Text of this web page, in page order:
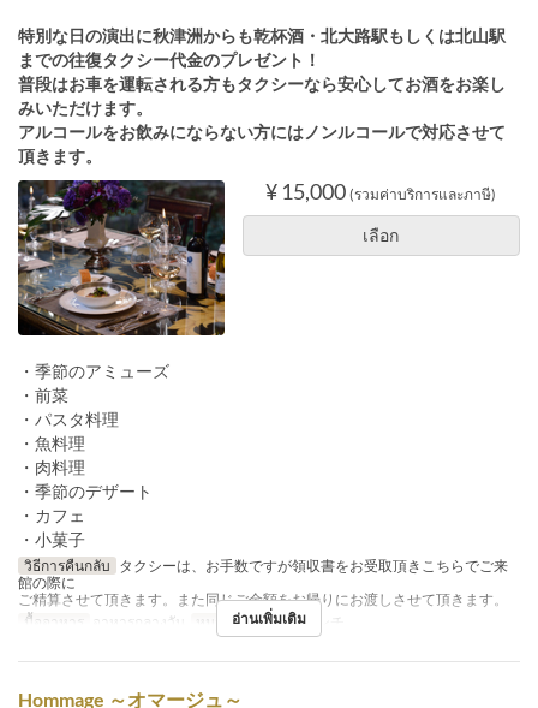
特別な日の演出に秋津洲からも乾杯酒・北大路駅もしくは北山駅
までの往復タクシー代金のプレゼント！
普段はお車を運転される方もタクシーなら安心してお酒をお楽し
みいただけます。
アルコールをお飲みにならない方にはノンルコールで対応させて
頂きます。
¥ 15,000 (รวมค่าบริการและภาษี)
เลือก
・季節のアミューズ
・前菜
・パスタ料理
・魚料理
・肉料理
・季節のデザート
・カフェ
・小菓子
วิธีการคืนกลับ タクシーは、お手数ですが領収書をお受取頂きこちらでご来
館の際に
ご精算させて頂きます。また同じご金額をお帰りにお渡しさせて頂きます。
มื้ออาหาร
อาหารกลางวัน หมวดหมู่ที่นั่ง フレンチ
อ่านเพิ่มเติม
Hommage ～オマージュ～